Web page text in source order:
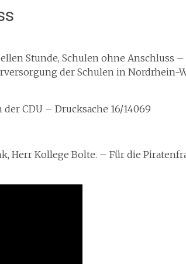
Stunde, Schulen ohne Anschluss
der Schulen in Nordrhein-
CDU – Drucksache 16/14069
Herr Kollege Bolte. – Für die